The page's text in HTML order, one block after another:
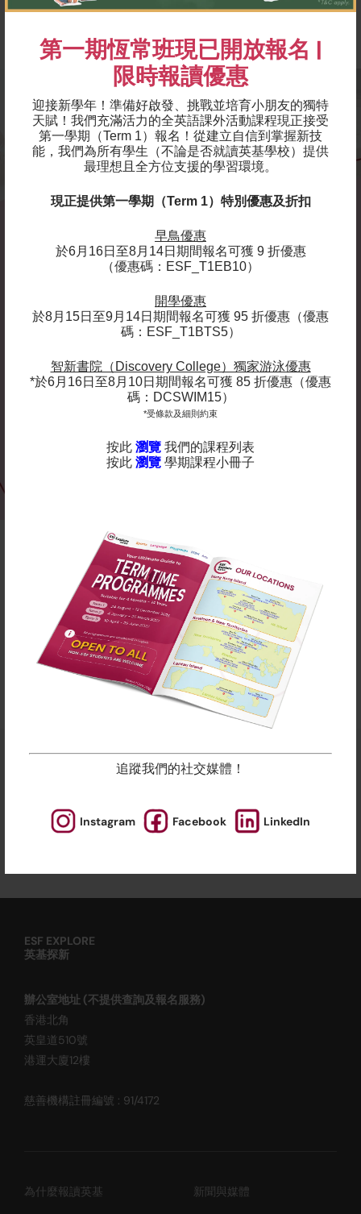
第一期恆常班現已開放報名 |
限時報讀優惠
迎接新學年！準備好啟發、挑戰並培育小朋友的獨特
天賦！我們充滿活力的全英語課外活動課程現正接受
第一學期（Term 1）報名！ 從建立自信到掌握新技
能，我們為所有學生（不論是否就讀英基學校）提供
最理想且全方位支援的學習環境。
現正提供第一學期（Term 1）特別優惠及折扣
早鳥優惠
於6月16日至8月14日期間報名可獲 9 折優惠
（優惠碼：ESF_T1EB10）
開學優惠
於8月15日至9月14日期間報名可獲 95 折優惠（優惠
碼：ESF_T1BTS5）
智新書院（Discovery College）獨家游泳優惠
*於6月16日至8月10日期間報名可獲 85 折優惠（優惠
碼：DCSWIM15）
*受條款及細則約束
按此 瀏覽 我們的課程列表
按此 瀏覽 學期課程小冊子
追蹤我們的社交媒體！
Instagram Facebook LinkedIn
親子班：每位學生由 1 位家長陪同
為甚麼選擇英基探新的學前課程?
我們的課程向所有學生開放（不論是否就讀英基學校均
可報名）。我們深信「遊戲」是幼兒發展與學習的基
石，因此，我們的教學法全面採用以遊戲為本及探究式
的學習模式，全方位啟發孩子的潛能。
名額有限
ESF EXPLORE
英基探新
辦公室地址 (不提供查詢及報名服務)
香港北角
英皇道510號
港運大廈12樓
慈善機構註冊編號 : 91/4172
為什麼報讀英基 新聞與媒體